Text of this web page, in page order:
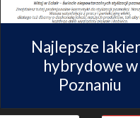
Najlepsze
hybrydowe w
Poznaniu